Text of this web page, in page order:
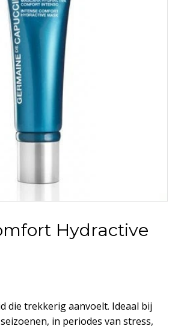
Hydractive
die trekkerig aanvoelt. Ideaal bij
in periodes van stress,